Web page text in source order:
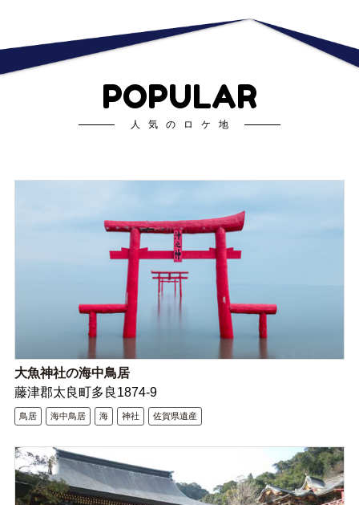
POPULAR
人気のロケ地
大魚神社の海中鳥居
藤津郡太良町多良1874-9
鳥居 海中鳥居 海 神社 佐賀県遺産